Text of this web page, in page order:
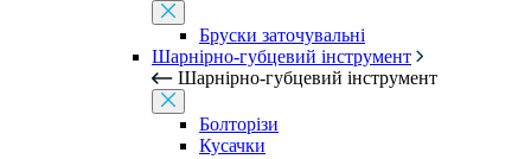
Бруски заточувальні
Шарнірно-губцевий інструмент
Шарнірно-губцевий інструмент
Болторізи
Кусачки